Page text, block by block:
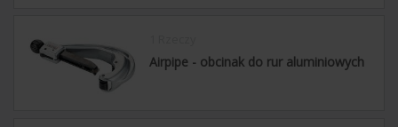
Airpipe - obcinak do rur aluminiowych